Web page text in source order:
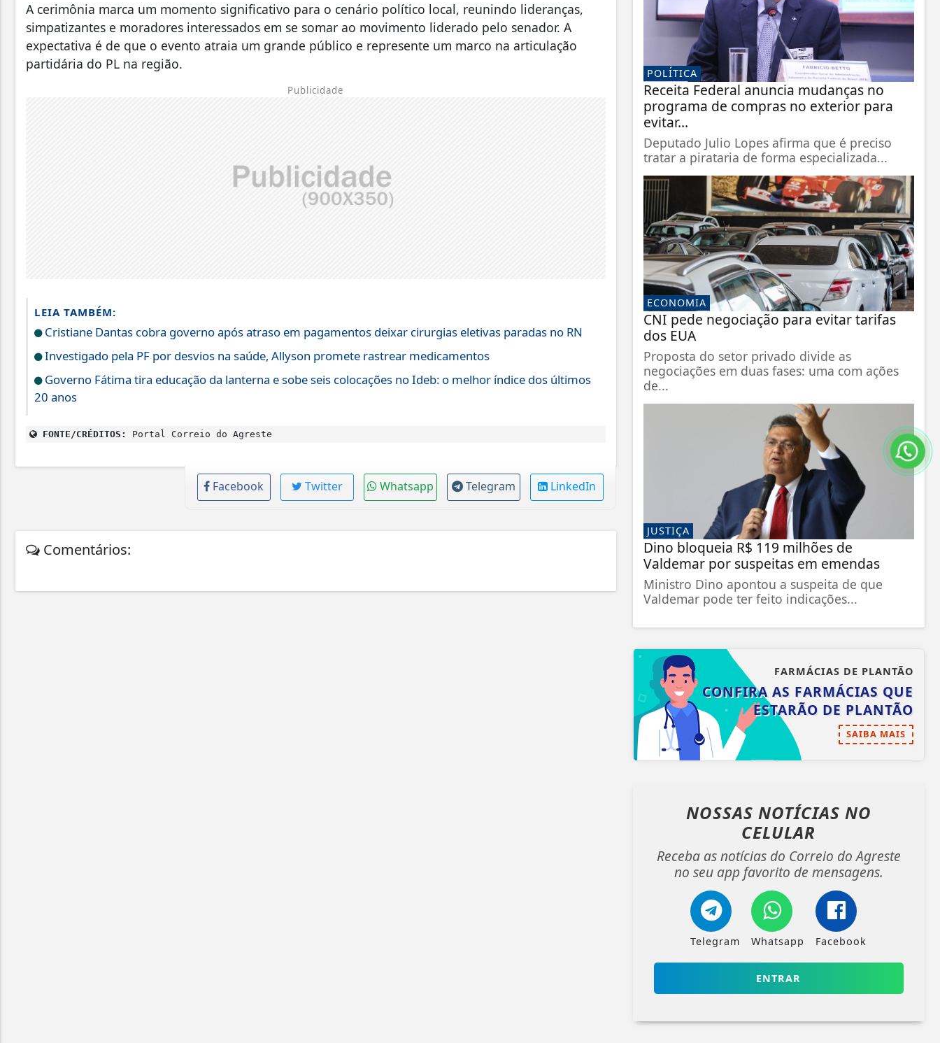
A cerimônia marca um momento significativo para o cenário político local, reunindo lideranças,
simpatizantes e moradores interessados em se somar ao movimento liderado pelo senador. A
expectativa é de que o evento atraia um grande público e represente um marco na articulação
partidária do PL na região.
Publicidade
LEIA TAMBÉM:
Cristiane Dantas cobra governo após atraso em pagamentos deixar cirurgias eletivas paradas no RN
Investigado pela PF por desvios na saúde, Allyson promete rastrear medicamentos
Governo Fátima tira educação da lanterna e sobe seis colocações no Ideb: o melhor índice dos últimos
20 anos
FONTE/CRÉDITOS: Portal Correio do Agreste
Facebook Twitter Whatsapp Telegram LinkedIn
Comentários:
POLÍTICA
Receita Federal anuncia mudanças no
programa de compras no exterior para
evitar...
Deputado Julio Lopes afirma que é preciso
tratar a pirataria de forma especializada...
ECONOMIA
CNI pede negociação para evitar tarifas
dos EUA
Proposta do setor privado divide as
negociações em duas fases: uma com ações
de...
JUSTIÇA
Dino bloqueia R$ 119 milhões de
Valdemar por suspeitas em emendas
Ministro Dino apontou a suspeita de que
Valdemar pode ter feito indicações...
FARMÁCIAS DE PLANTÃO
CONFIRA AS FARMÁCIAS QUE
ESTARÃO DE PLANTÃO
SAIBA MAIS
NOSSAS NOTÍCIAS NO
CELULAR
Receba as notícias do Correio do Agreste
no seu app favorito de mensagens.
Telegram Whatsapp Facebook
ENTRAR